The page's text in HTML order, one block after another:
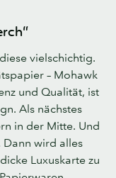
vielschichtig.
– Mohawk
und Qualität, ist
Als nächstes
in der Mitte. Und
Dann wird alles
Luxuskarte zu